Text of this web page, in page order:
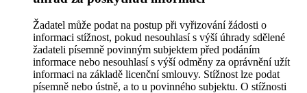
Žadatel může podat na postup při vyřizování žádosti o
informaci stížnost, pokud nesouhlasí s výší úhrady sdělené
žadateli písemně povinným subjektem před podáním
informace nebo nesouhlasí s výší odměny za oprávnění užít
informaci na základě licenční smlouvy. Stížnost lze podat
písemně nebo ústně, a to u povinného subjektu. O stížnosti